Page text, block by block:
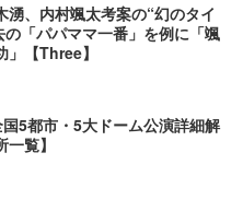
湧、内村颯太考案の“幻のタイ
の「パパママ一番」を例に「颯
」【Three】
5都市・5大ドーム公演詳細解
覧】